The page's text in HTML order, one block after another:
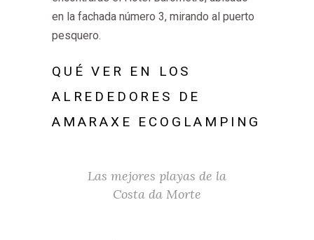
en la fachada número 3, mirando al puerto
pesquero.
QUÉ VER EN LOS
ALREDEDORES DE
AMARAXE ECOGLAMPING
Las mejores playas de la
Costa da Morte